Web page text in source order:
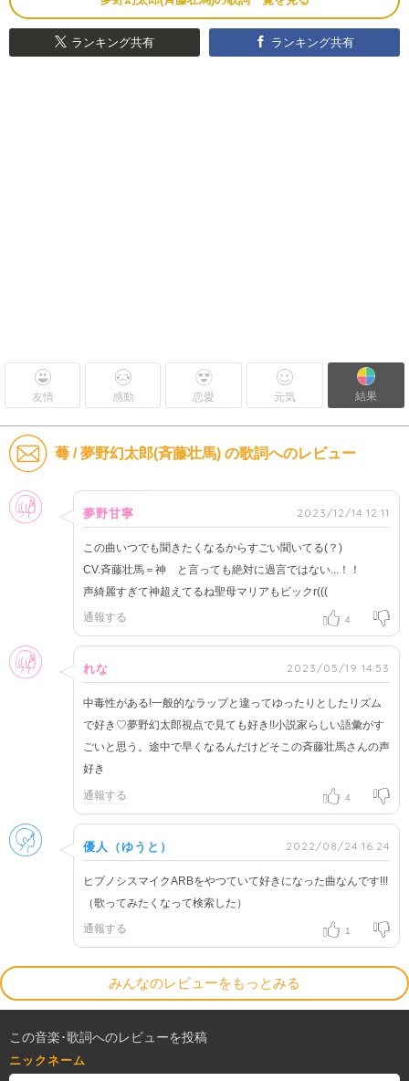
ランキング共有 ランキング共有
友情 感動 恋愛 元気 結果
蕚 / 夢野幻太郎(斉藤壮馬) の歌詞へのレビュー
女性
夢野甘寧 2023/12/14 12:11
この曲いつでも聞きたくなるからすごい聞いてる(？)
CV.斉藤壮馬＝神 と言っても絶対に過言ではない...！！
声綺麗すぎて神超えてるね聖母マリアもビックr(((
通報する 4
女性
れな 2023/05/19 14:53
中毒性がある!一般的なラップと違ってゆったりとしたリズム
で好き♡夢野幻太郎視点で見ても好き!!小説家らしい語彙がす
ごいと思う。途中で早くなるんだけどそこの斉藤壮馬さんの声
好き
通報する 4
男性
優人（ゆうと） 2022/08/24 16:24
ヒプノシスマイクARBをやつていて好きになった曲なんです!!!
（歌ってみたくなって検索した）
通報する 1
みんなのレビューをもっとみる
この音楽･歌詞へのレビューを投稿
ニックネーム